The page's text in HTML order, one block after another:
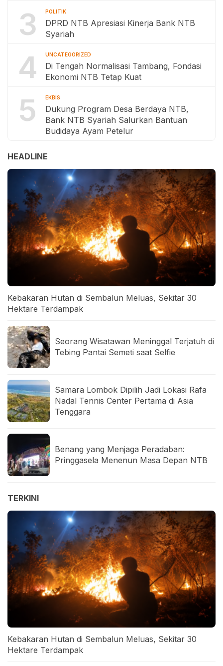
3 POLITIK
DPRD NTB Apresiasi Kinerja Bank NTB
Syariah
4 UNCATEGORIZED
Di Tengah Normalisasi Tambang, Fondasi
Ekonomi NTB Tetap Kuat
5 EKBIS
Dukung Program Desa Berdaya NTB,
Bank NTB Syariah Salurkan Bantuan
Budidaya Ayam Petelur
HEADLINE
Kebakaran Hutan di Sembalun Meluas, Sekitar 30
Hektare Terdampak
Seorang Wisatawan Meninggal Terjatuh di
Tebing Pantai Semeti saat Selfie
Samara Lombok Dipilih Jadi Lokasi Rafa
Nadal Tennis Center Pertama di Asia
Tenggara
Benang yang Menjaga Peradaban:
Pringgasela Menenun Masa Depan NTB
TERKINI
Kebakaran Hutan di Sembalun Meluas, Sekitar 30
Hektare Terdampak